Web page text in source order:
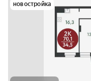
новостройка